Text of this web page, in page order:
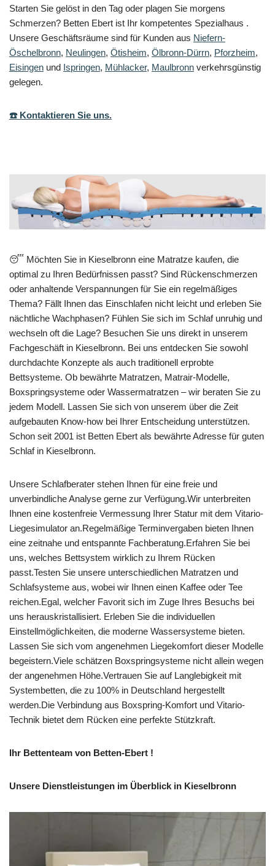
Starten Sie gelöst in den Tag oder plagen Sie morgens
Schmerzen? Betten Ebert ist Ihr kompetentes Spezialhaus .
Unsere Geschäftsräume sind für Kunden aus Niefern-
Öschelbronn, Neulingen, Ötisheim, Ölbronn-Dürrn, Pforzheim,
Eisingen und Ispringen, Mühlacker, Maulbronn verkehrsgünstig
gelegen.
☎️ Kontaktieren Sie uns.
😴 Möchten Sie in Kieselbronn eine Matratze kaufen, die
optimal zu Ihren Bedürfnissen passt? Sind Rückenschmerzen
oder anhaltende Verspannungen für Sie ein regelmäßiges
Thema? Fällt Ihnen das Einschlafen nicht leicht und erleben Sie
nächtliche Wachphasen? Fühlen Sie sich im Schlaf unruhig und
wechseln oft die Lage? Besuchen Sie uns direkt in unserem
Fachgeschäft in Kieselbronn. Bei uns entdecken Sie sowohl
durchdachte Konzepte als auch traditionell erprobte
Bettsysteme. Ob bewährte Matratzen, Matrair-Modelle,
Boxspringsysteme oder Wassermatratzen – wir beraten Sie zu
jedem Modell. Lassen Sie sich von unserem über die Zeit
aufgebauten Know-how bei Ihrer Entscheidung unterstützen.
Schon seit 2001 ist Betten Ebert als bewährte Adresse für guten
Schlaf in Kieselbronn.
Unsere Schlafberater stehen Ihnen für eine freie und
unverbindliche Analyse gerne zur Verfügung.Wir unterbreiten
Ihnen eine kostenfreie Vermessung Ihrer Statur mit dem Vitario-
Liegesimulator an.Regelmäßige Terminvergaben bieten Ihnen
eine zeitnahe und entspannte Fachberatung.Erfahren Sie bei
uns, welches Bettsystem wirklich zu Ihrem Rücken
passt.Testen Sie unsere unterschiedlichen Matratzen und
Schlafsysteme aus, wobei wir Ihnen einen Kaffee oder Tee
reichen.Egal, welcher Favorit sich im Zuge Ihres Besuchs bei
uns herauskristallisiert. Erleben Sie die individuellen
Einstellmöglichkeiten, die moderne Wassersysteme bieten.
Lassen Sie sich vom angenehmen Liegekomfort dieser Modelle
begeistern.Viele schätzen Boxspringsysteme nicht allein wegen
der angenehmen Höhe.Vertrauen Sie auf Langlebigkeit mit
Systembetten, die zu 100% in Deutschland hergestellt
werden.Die Verbindung aus Boxspring-Komfort und Vitario-
Technik bietet dem Rücken eine perfekte Stützkraft.
Ihr Bettenteam von Betten-Ebert !
Unsere Dienstleistungen im Überblick in Kieselbronn